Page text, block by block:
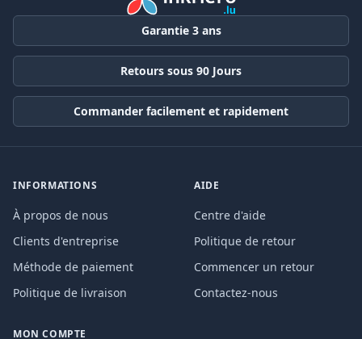
Garantie 3 ans
Retours sous 90 Jours
Commander facilement et rapidement
INFORMATIONS
À propos de nous
Clients d'entreprise
Méthode de paiement
Politique de livraison
AIDE
Centre d'aide
Politique de retour
Commencer un retour
Contactez-nous
MON COMPTE